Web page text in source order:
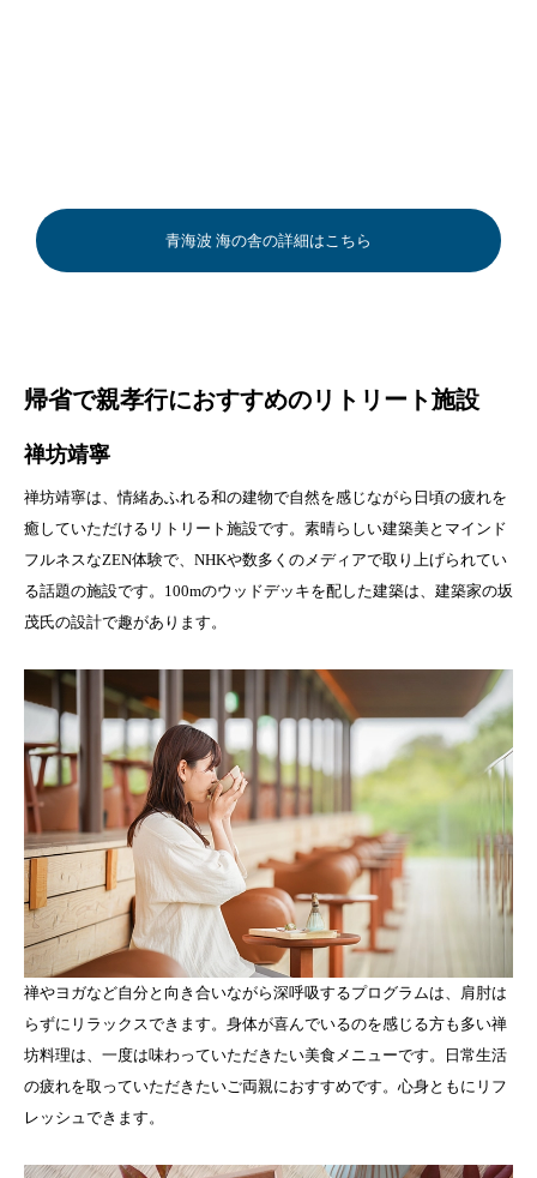
青海波 海の舎の詳細はこちら
帰省で親孝行におすすめのリトリート施設
禅坊靖寧
禅坊靖寧は、情緒あふれる和の建物で自然を感じながら日頃の疲れを
癒していただけるリトリート施設です。素晴らしい建築美とマインド
フルネスなZEN体験で、NHKや数多くのメディアで取り上げられてい
る話題の施設です。100mのウッドデッキを配した建築は、建築家の坂
茂氏の設計で趣があります。
禅やヨガなど自分と向き合いながら深呼吸するプログラムは、肩肘は
らずにリラックスできます。身体が喜んでいるのを感じる方も多い禅
坊料理は、一度は味わっていただきたい美食メニューです。日常生活
の疲れを取っていただきたいご両親におすすめです。心身ともにリフ
レッシュできます。